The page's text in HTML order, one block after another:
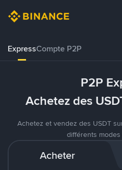
ExpressCompte P2P
P2P
Achetez des
Achetez et vendez des USDT
différents
Acheter